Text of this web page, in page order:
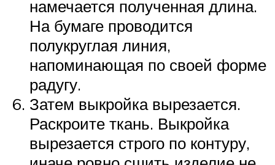
намечается полученная длина.
На бумаге проводится
полукруглая линия,
напоминающая по своей форме
радугу.
Затем выкройка вырезается.
Раскроите ткань. Выкройка
вырезается строго по контуру,